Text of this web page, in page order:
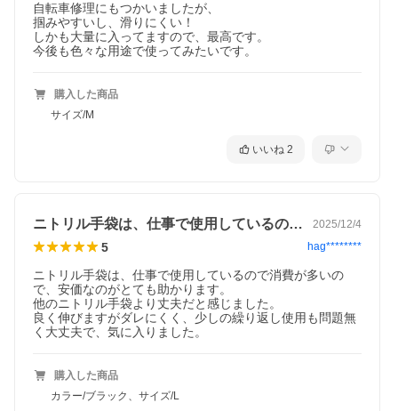
自転車修理にもつかいましたが、
掴みやすいし、滑りにくい！
しかも大量に入ってますので、最高です。
今後も色々な用途で使ってみたいです。
購入した商品
サイズ/M
いいね 2
ニトリル手袋は、仕事で使用しているので… 2025/12/4
5 hag********
ニトリル手袋は、仕事で使用しているので消費が多いの
で、安価なのがとても助かります。
他のニトリル手袋より丈夫だと感じました。
良く伸びますがダレにくく、少しの繰り返し使用も問題無
く大丈夫で、気に入りました。
購入した商品
カラー/ブラック、サイズ/L